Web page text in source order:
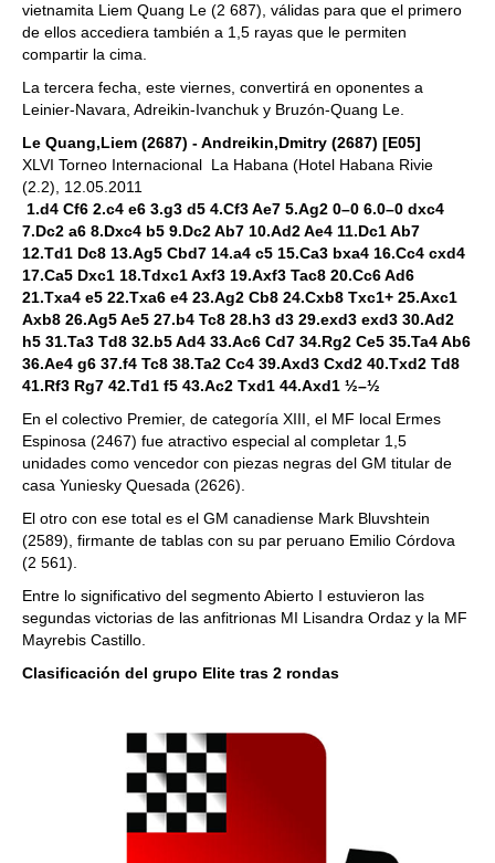
vietnamita Liem Quang Le (2 687), válidas para que el primero
de ellos accediera también a 1,5 rayas que le permiten
compartir la cima.
La tercera fecha, este viernes, convertirá en oponentes a
Leinier-Navara, Adreikin-Ivanchuk y Bruzón-Quang Le.
Le Quang,Liem (2687) - Andreikin,Dmitry (2687) [E05]
XLVI Torneo Internacional La Habana (Hotel Habana Rivie
(2.2), 12.05.2011
1.d4 Cf6 2.c4 e6 3.g3 d5 4.Cf3 Ae7 5.Ag2 0–0 6.0–0 dxc4
7.Dc2 a6 8.Dxc4 b5 9.Dc2 Ab7 10.Ad2 Ae4 11.Dc1 Ab7
12.Td1 Dc8 13.Ag5 Cbd7 14.a4 c5 15.Ca3 bxa4 16.Cc4 cxd4
17.Ca5 Dxc1 18.Tdxc1 Axf3 19.Axf3 Tac8 20.Cc6 Ad6
21.Txa4 e5 22.Txa6 e4 23.Ag2 Cb8 24.Cxb8 Txc1+ 25.Axc1
Axb8 26.Ag5 Ae5 27.b4 Tc8 28.h3 d3 29.exd3 exd3 30.Ad2
h5 31.Ta3 Td8 32.b5 Ad4 33.Ac6 Cd7 34.Rg2 Ce5 35.Ta4 Ab6
36.Ae4 g6 37.f4 Tc8 38.Ta2 Cc4 39.Axd3 Cxd2 40.Txd2 Td8
41.Rf3 Rg7 42.Td1 f5 43.Ac2 Txd1 44.Axd1 ½–½
En el colectivo Premier, de categoría XIII, el MF local Ermes
Espinosa (2467) fue atractivo especial al completar 1,5
unidades como vencedor con piezas negras del GM titular de
casa Yuniesky Quesada (2626).
El otro con ese total es el GM canadiense Mark Bluvshtein
(2589), firmante de tablas con su par peruano Emilio Córdova
(2 561).
Entre lo significativo del segmento Abierto I estuvieron las
segundas victorias de las anfitrionas MI Lisandra Ordaz y la MF
Mayrebis Castillo.
Clasificación del grupo Elite tras 2 rondas